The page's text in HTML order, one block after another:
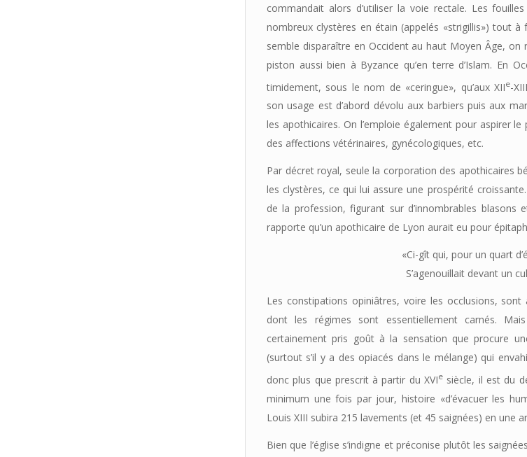
commandait alors d’utiliser la voie rectale. Les
nombreux clystères en étain (appelés «strigillis») tout à
semble disparaître en Occident au haut Moyen Âge, on
piston aussi bien à Byzance qu’en terre d’Islam. En
timidement, sous le nom de «ceringue», qu’aux XIIe-XIII
son usage est d’abord dévolu aux barbiers puis aux
les apothicaires. On l’emploie également pour aspirer
des affections vétérinaires, gynécologiques, etc.
Par décret royal, seule la corporation des apothicaires
les clystères, ce qui lui assure une prospérité
de la profession, figurant sur d’innombrables blasons
rapporte qu’un apothicaire de Lyon aurait eu pour
«Ci-gît qui, pour un quart
S’agenouillait devant un
Les constipations opiniâtres, voire les occlusions,
dont les régimes sont essentiellement carnés.
certainement pris goût à la sensation que procure
(surtout s’il y a des opiacés dans le mélange) qui
donc plus que prescrit à partir du XVIe siècle, il est du
minimum une fois par jour, histoire «d’évacuer les
Louis XIII subira 215 lavements (et 45 saignées) en une
Bien que l’église s’indigne et préconise plutôt les